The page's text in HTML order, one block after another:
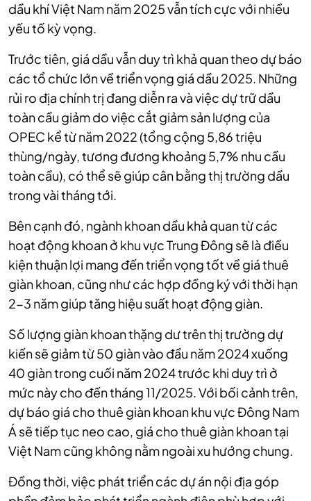
dầu khí Việt Nam năm 2025 vẫn tích cực với nhiều
yếu tố kỳ vọng.
Trước tiên, giá dầu vẫn duy trì khả quan theo dự báo
các tổ chức lớn về triển vọng giá dầu 2025. Những
rủi ro địa chính trị đang diễn ra và việc dự trữ dầu
toàn cầu giảm do việc cắt giảm sản lượng của
OPEC kể từ năm 2022 (tổng cộng 5,86 triệu
thùng/ngày, tương đương khoảng 5,7% nhu cầu
toàn cầu), có thể sẽ giúp cân bằng thị trường dầu
trong vài tháng tới.
Bên cạnh đó, ngành khoan dầu khả quan từ các
hoạt động khoan ở khu vực Trung Đông sẽ là điều
kiện thuận lợi mang đến triển vọng tốt về giá thuê
giàn khoan, cũng như các hợp đồng ký với thời hạn
2-3 năm giúp tăng hiệu suất hoạt động giàn.
Số lượng giàn khoan thặng dư trên thị trường dự
kiến sẽ giảm từ 50 giàn vào đầu năm 2024 xuống
40 giàn trong cuối năm 2024 trước khi duy trì ở
mức này cho đến tháng 11/2025. Với bối cảnh trên,
dự báo giá cho thuê giàn khoan khu vực Đông Nam
Á sẽ tiếp tục neo cao, giá cho thuê giàn khoan tại
Việt Nam cũng không nằm ngoài xu hướng chung.
Đồng thời, việc phát triển các dự án nội địa góp